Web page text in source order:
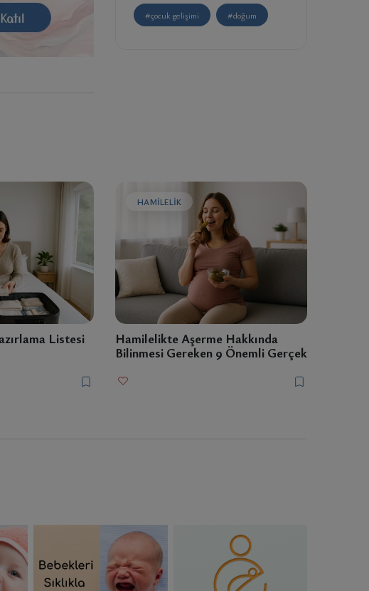
#çocuk gelişimi #doğum
Listesi
HAMILELIK
Hamilelikte Aşerme Hakkında
Bilinmesi Gereken 9 Önemli Gerçek